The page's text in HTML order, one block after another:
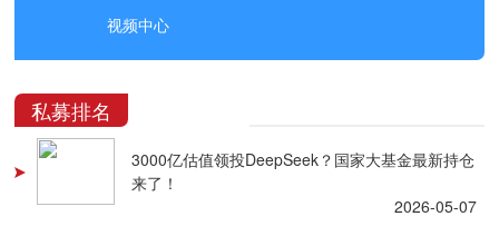
视频中心
私募排名
3000亿估值领投DeepSeek？国家大基金最新持仓
来了！
2026-05-07